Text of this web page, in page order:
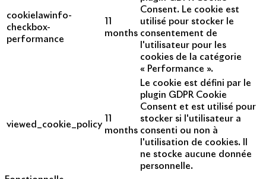
cookielawinfo-
checkbox-
performance
months
Consent. Le cookie est
utilisé pour stocker le
consentement de
l'utilisateur pour les
cookies de la catégorie
« Performance ».
viewed_cookie_policy
months
Le cookie est défini par le
plugin GDPR Cookie
Consent et est utilisé pour
stocker si l'utilisateur a
consenti ou non à
l'utilisation de cookies. Il
ne stocke aucune donnée
personnelle.